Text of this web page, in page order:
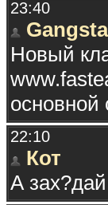
23:40
Новый
основной
22:10
Кот
А